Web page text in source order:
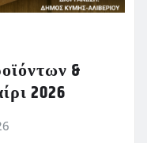
&
2026